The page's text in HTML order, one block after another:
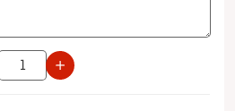
knapparna för att minska eller